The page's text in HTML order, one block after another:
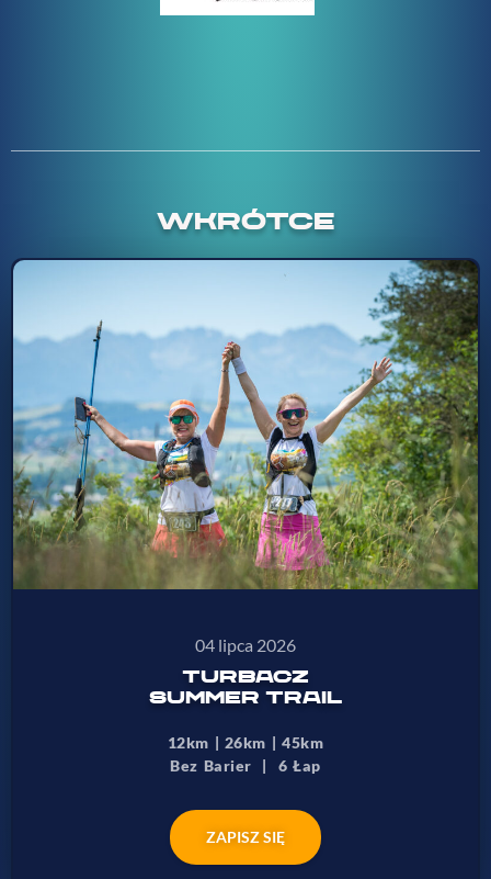
WKRÓTCE
04 lipca 2026
TURBACZ
SUMMER TRAIL
12km | 26km | 45km
Bez Barier | 6 Łap
ZAPISZ SIĘ